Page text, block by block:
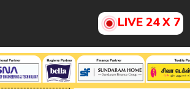
LIVE 24 X 7